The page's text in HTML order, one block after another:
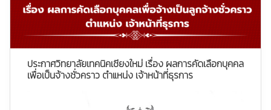
ประกาศวิทยาลัยเทคนิคเชียงใหม่ เรื่อง ผลการคัดเลือกบุคคล
เพื่อเป็นจ้างชั่วคราว ตำแหน่ง เจ้าหน้าที่ธุรการ